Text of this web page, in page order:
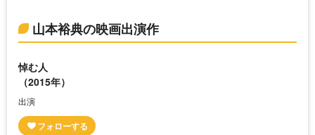
山本裕典の映画出演作
悼む人
（2015年）
出演